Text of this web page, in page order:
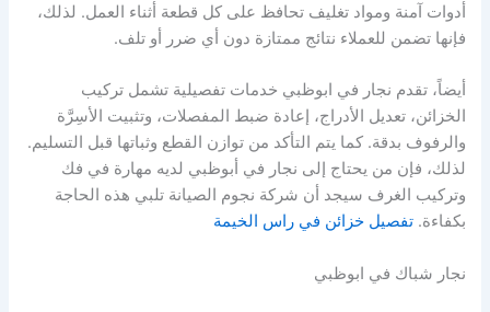
أدوات آمنة ومواد تغليف تحافظ على كل قطعة أثناء العمل. لذلك،
فإنها تضمن للعملاء نتائج ممتازة دون أي ضرر أو تلف.
أيضاً، تقدم نجار في ابوظبي خدمات تفصيلية تشمل تركيب
الخزائن، تعديل الأدراج، إعادة ضبط المفصلات، وتثبيت الأسِرَّة
والرفوف بدقة. كما يتم التأكد من توازن القطع وثباتها قبل التسليم.
لذلك، فإن من يحتاج إلى نجار في أبوظبي لديه مهارة في فك
وتركيب الغرف سيجد أن شركة نجوم الصيانة تلبي هذه الحاجة
بكفاءة.تفصيل خزائن في راس الخيمة
نجار شباك في ابوظبي